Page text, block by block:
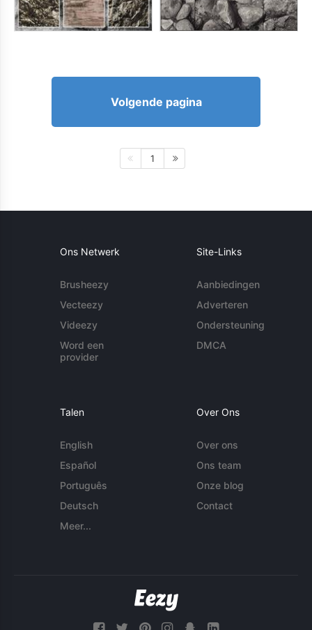
Volgende pagina
1
Ons Netwerk
Brusheezy
Vecteezy
Videezy
Word een
provider
Site-Links
Aanbiedingen
Adverteren
Ondersteuning
DMCA
Talen
English
Español
Português
Deutsch
Meer...
Over Ons
Over ons
Ons team
Onze blog
Contact